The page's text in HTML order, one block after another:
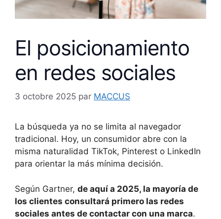
El posicionamiento
en redes sociales
3 octobre 2025 par MACCUS
La búsqueda ya no se limita al navegador
tradicional. Hoy, un consumidor abre con la
misma naturalidad TikTok, Pinterest o LinkedIn
para orientar la más mínima decisión.
Según Gartner, de aquí a 2025, la mayoría de
los clientes consultará primero las redes
sociales antes de contactar con una marca.